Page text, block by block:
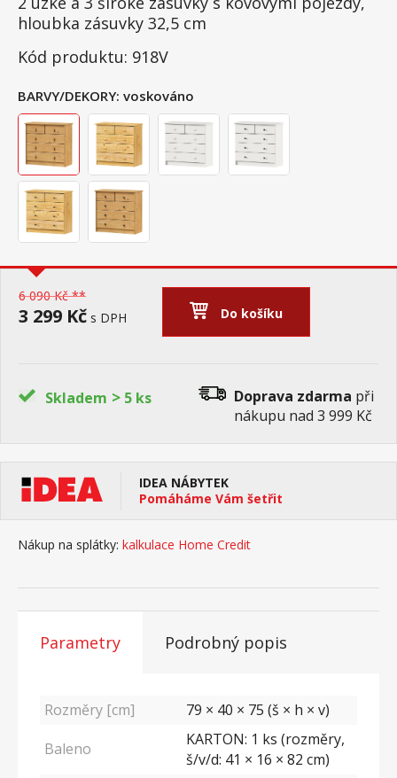
hloubka zásuvky 32,5 cm
Kód produktu: 918V
BARVY/DEKORY: voskováno
6 090 Kč **
3 299 Kč s DPH Do košíku
Skladem > 5 ks Doprava zdarma při
nákupu nad 3 999 Kč
IDEA NÁBYTEK
Pomáháme Vám šetřit
Nákup na splátky: kalkulace Home Credit
Parametry Podrobný popis
Rozměry [cm]
79 × 40 × 75 (š × h × v)
Baleno
KARTON: 1 ks (rozměry,
š/v/d: 41 × 16 × 82 cm)